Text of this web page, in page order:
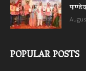
POPULAR POSTS